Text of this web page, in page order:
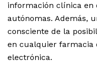
información clínica en
autónomas. Además,
consciente de la
en cualquier farmacia
electrónica.